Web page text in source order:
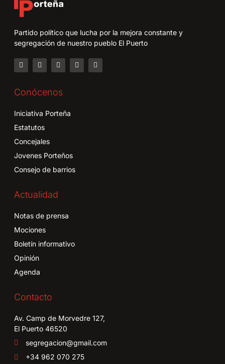
Partido político que lucha por la mejora constante y
segregación de nuestro pueblo El Puerto
Conócenos
Iniciativa Porteña
Estatutos
Concejales
Jovenes Porteños
Consejo de barrios
Actualidad
Notas de prensa
Mociones
Boletín informativo
Opinión
Agenda
Contacto
Av. Camp de Morvedre 127,
El Puerto 46520
segregacion@gmail.com
+34 962 070 275